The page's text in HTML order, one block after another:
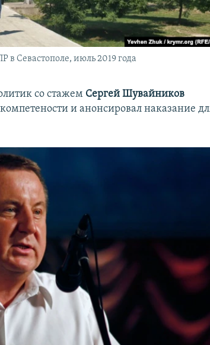
Севастополе, июль 2019 года
со стажем Сергей Шувайников
и анонсировал наказание